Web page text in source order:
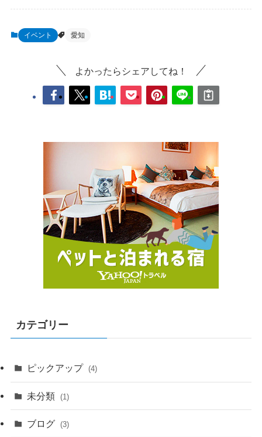
イベント 愛知
よかったらシェアしてね！
カテゴリー
ピックアップ (4)
未分類 (1)
ブログ (3)